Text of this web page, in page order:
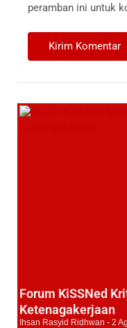
peramban ini untuk
Forum KiSSNed
Ketenagakerjaan
Ihsan Rasyid Ridhwan 2